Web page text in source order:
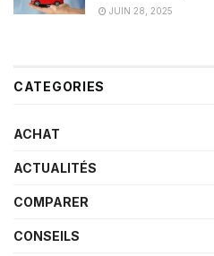
JUIN 28, 2025
CATEGORIES
ACHAT
ACTUALITÉS
COMPARER
CONSEILS